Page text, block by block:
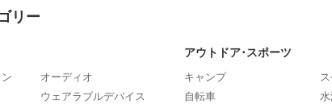
リー
オーディオ
ウェアラブルデバイス
アウトドア･スポーツ
キャンプ
自転車